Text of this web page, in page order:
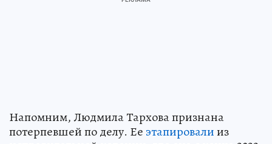
Напомним, Людмила Тархова признана
потерпевшей по делу. Ее этапировалииз